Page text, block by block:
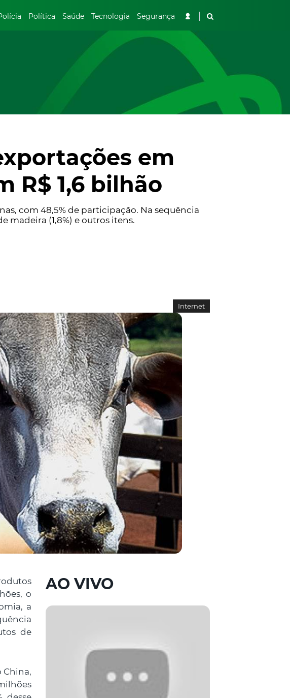
Política Saúde Tecnologia Segurança
em
R$ 1,6 bilhão
com 48,5% de participação. Na sequência
madeira (1,8%) e outros itens.
Internet
o
a
de
China,
AO VIVO